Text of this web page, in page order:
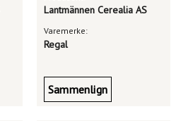
Lantmännen Cerealia AS
Varemerke:
Regal
Sammenlign